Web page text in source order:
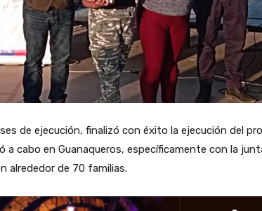
de ejecución, finalizó con éxito la ejecución del
a cabo en Guanaqueros, específicamente con la
alrededor de 70 familias.